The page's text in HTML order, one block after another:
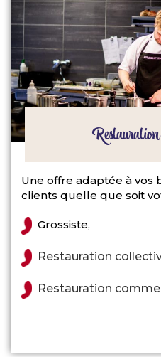
Une offre adaptée à vos
clients quelle que soit
Grossiste,
Restauration
Restauration